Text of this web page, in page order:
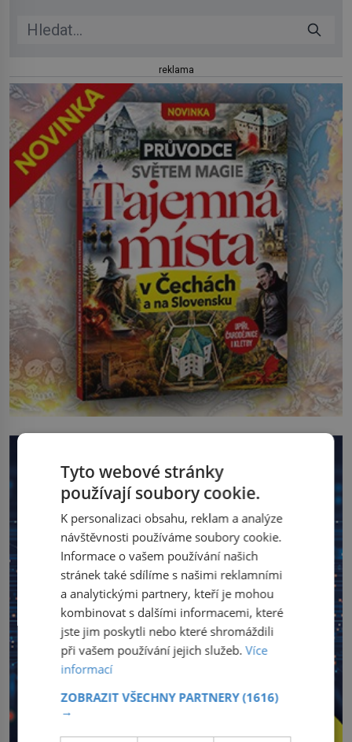
reklama
Tyto webové stránky
používají soubory cookie.
K personalizaci obsahu, reklam a analýze
návštěvnosti používáme soubory cookie.
Informace o vašem používání našich
stránek také sdílíme s našimi reklamními
a analytickými partnery, kteří je mohou
kombinovat s dalšími informacemi, které
jste jim poskytli nebo které shromáždili
při vašem používání jejich služeb.Více
informací
ZOBRAZIT VŠECHNY PARTNERY(1616)
→